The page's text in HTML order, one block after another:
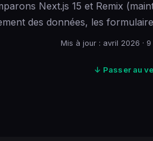
Next.js 15 et Remix
des données, les
Mis à jour : avril 2026 ·
↓ Passer au